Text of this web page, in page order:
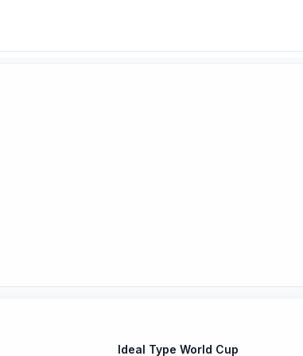
Ideal Type World Cup